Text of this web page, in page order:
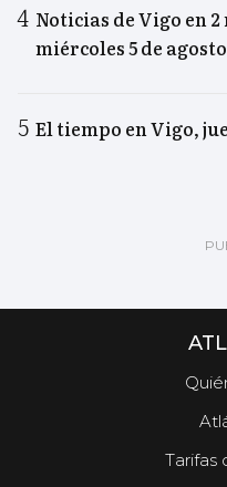
Noticias de Vigo en
miércoles 5 de agosto
El tiempo en Vigo,
Tarifas